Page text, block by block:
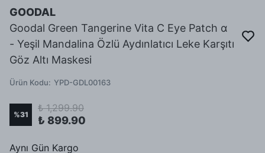
GOODAL
Goodal Green Tangerine Vita C Eye Patch α
- Yeşil Mandalina Özlü Aydınlatıcı Leke Karşıtı
Göz Altı Maskesi
Ürün Kodu: YPD-GDL00163
%31
₺ 1,299.90
₺ 899.90
Aynı Gün Kargo